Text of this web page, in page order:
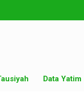
Data Yatim